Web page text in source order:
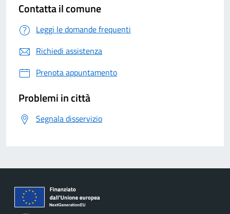
Contatta il comune
Leggi le domande frequenti
Richiedi assistenza
Prenota appuntamento
Problemi in città
Segnala disservizio